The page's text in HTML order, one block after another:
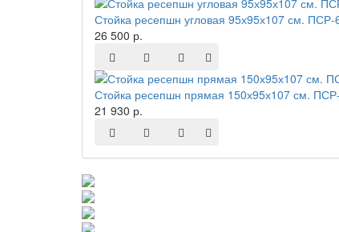
Стойка ресепшн угловая 95х95х107 см. ПСР-
26 500 р.
Стойка ресепшн прямая 150х95х107 см.
21 930 р.